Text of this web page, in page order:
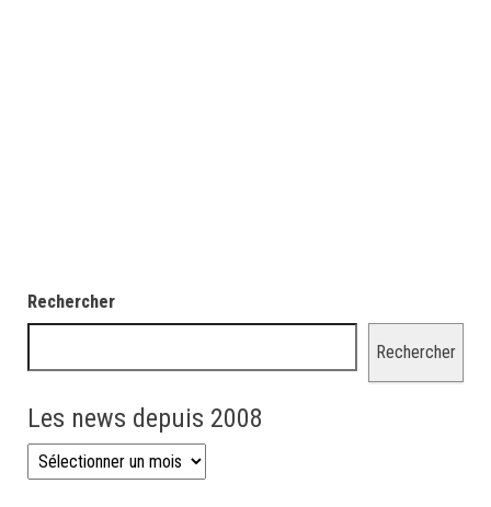
Rechercher
Rechercher
Les news depuis 2008
Les news depuis 2008